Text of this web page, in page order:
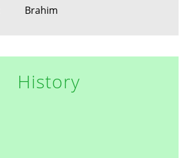
Brahim
History